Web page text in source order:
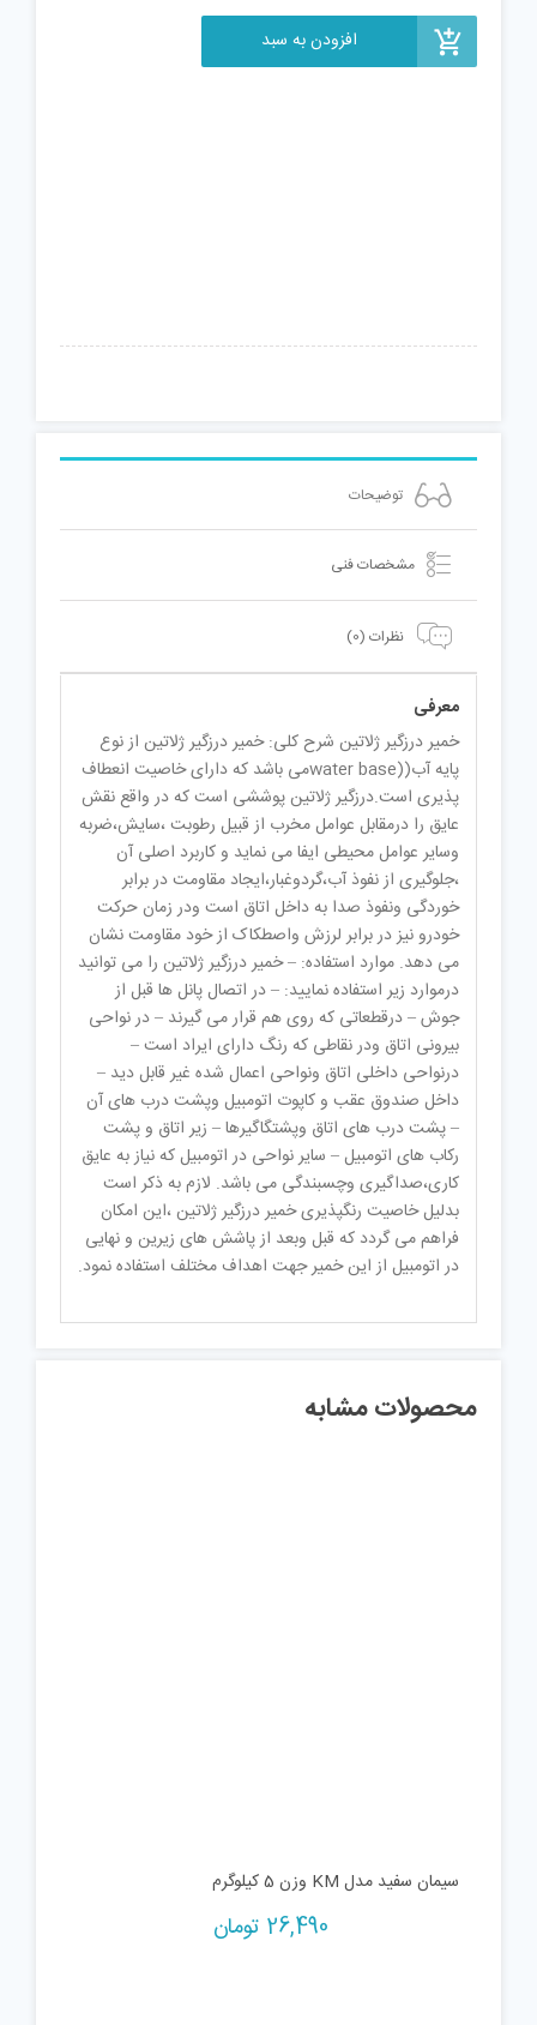
پی
افزودن به سبد
توضیحات
مشخصات فنی
نظرات (0)
معرفی
خمیر درزگیر ژلاتین شرح کلی: خمیر درزگیر ژلاتین از نوع
پایه آب((water baseمی باشد که دارای خاصیت انعطاف
پذیری است.درزگیر ژلاتین پوششی است که در واقع نقش
عایق را درمقابل عوامل مخرب از قبیل رطوبت ،سایش،ضربه
وسایر عوامل محیطی ایفا می نماید و کاربرد اصلی آن
،جلوگیری از نفوذ آب،گردوغبار،ایجاد مقاومت در برابر
خوردگی ونفوذ صدا به داخل اتاق است ودر زمان حرکت
خودرو نیز در برابر لرزش واصطکاک از خود مقاومت نشان
می دهد. موارد استفاده: – خمیر درزگیر ژلاتین را می توانید
درموارد زیر استفاده نمایید: – در اتصال پانل ها قبل از
جوش – درقطعاتی که روی هم قرار می گیرند – در نواحی
بیرونی اتاق ودر نقاطی که رنگ دارای ایراد است –
درنواحی داخلی اتاق ونواحی اعمال شده غیر قابل دید –
داخل صندوق عقب و کاپوت اتومبیل وپشت درب های آن
– پشت درب های اتاق وپشتگاگیرها – زیر اتاق و پشت
رکاب های اتومبیل – سایر نواحی در اتومبیل که نیاز به عایق
کاری،صداگیری وچسبندگی می باشد. لازم به ذکر است
بدلیل خاصیت رنگپذیری خمیر درزگیر ژلاتین ،این امکان
فراهم می گردد که قبل وبعد از پاشش های زیرین و نهایی
در اتومبیل از این خمیر جهت اهداف مختلف استفاده نمود.
محصولات مشابه
سیمان سفید مدل KM وزن 5 کیلوگرم
26,490 تومان